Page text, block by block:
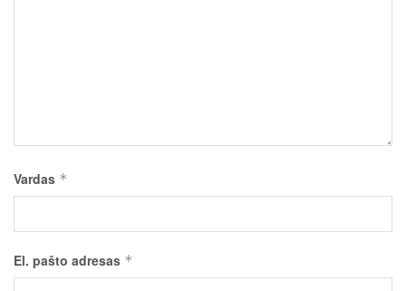
Vardas *
El. pašto adresas *